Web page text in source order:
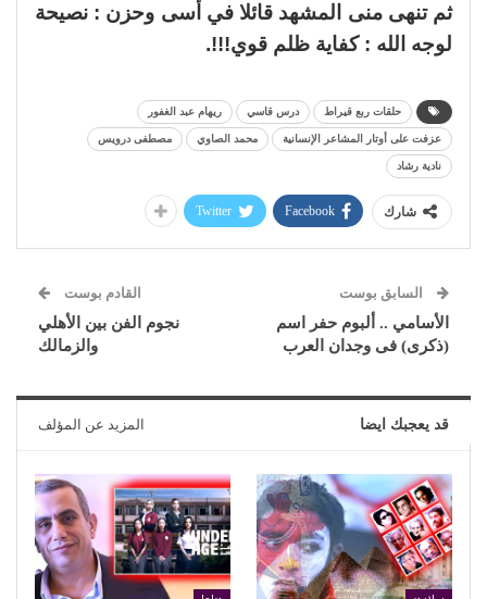
ثم تنهى منى المشهد قائلا في أسى وحزن : نصيحة
لوجه الله : كفاية ظلم قوي!!!.
حلقات ربع قيراط درس قاسي ريهام عبد الغفور
عزفت على أوتار المشاعر الإنسانية محمد الصاوي مصطفى درويس
نادية رشاد
شارك Facebook
Twitter
السابق بوست
الأسامي .. ألبوم حفر اسم
(ذكرى) فى وجدان العرب
القادم بوست
نجوم الفن بين الأهلي
والزمالك
قد يعجبك ايضا المزيد عن المؤلف